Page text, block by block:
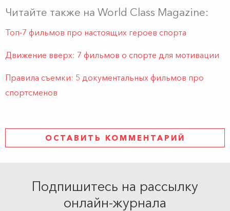
Читайте также на World Class Magazine:
Топ-7 фильмов про настоящих героев спорта
Движение вверх: 7 фильмов о спорте для мотивации
Правила съемки: 5 документальных фильмов про
спортсменов
ОСТАВИТЬ КОММЕНТАРИЙ
Подпишитесь на рассылку
онлайн-журнала